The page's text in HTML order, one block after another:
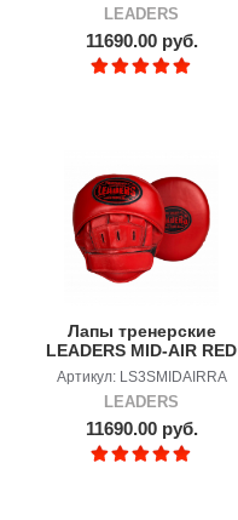
LEADERS
11690.00 руб.
Лапы тренерские
LEADERS MID-AIR RED
ALERT
Артикул: LS3SMIDAIRRA
LEADERS
11690.00 руб.